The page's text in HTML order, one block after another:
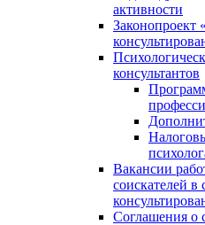
активности
Законопроект
консультантов
Вакансии
соискателей в
Соглашения о